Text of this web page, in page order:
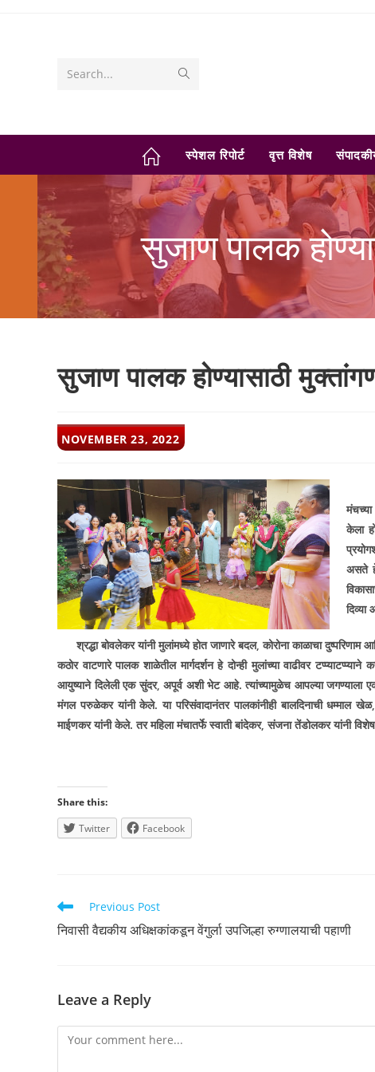
Search...
स्पेशल रिपोर्ट वृत्त विशेष
सुजाण पालक
सुजाण पालक होण्यासाठी
POST
PUBLISHED:
NOVEMBER 23, 2022
केला
असते
श्रद्धा बोवलेकर यांनी मुलांमध्ये होत जाणारे बदल,कोरोना काळाचा दुष्परिणाम
कठोर वाटणारे पालक शाळेतील मार्गदर्शन हे दोन्ही मुलांच्या वाढीवर
आयुष्याने दिलेली एक सुंदर,अपूर्व अशी भेट आहे. त्यांच्यामुळेच आपल्या जगण्याला
मंगल परुळेकर यांनी केले. या परिसंवादानंतर पालकांनीही बालदिनाची धम्माल खेळ
माईणकर यांनी केले. तर महिला मंचातर्फे स्वाती बांदेकर,संजना तेंडोलकर यांनी
Share this:
Twitter
Facebook
Read
more
articles
Previous Post
निवासी वैद्यकीय अधिक्षकांकडून वेंगुर्ला उपजिल्हा रुग्णालयाची पहाणी
Leave a Reply
Comment